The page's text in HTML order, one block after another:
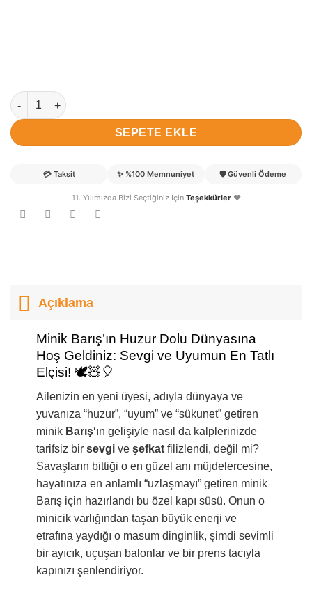
Barış isimli Erkek Bebek Hastane Odası Kapı Süsü adet
SEPETE EKLE
💳 Taksit ✨ %100 Memnuniyet 🛡️ Güvenli Ödeme
11. Yılımızda Bizi Seçtiğiniz İçin Teşekkürler❤️
Açıklama
Minik Barış’ın Huzur Dolu Dünyasına
Hoş Geldiniz: Sevgi ve Uyumun En Tatlı
Elçisi! 🕊️🧸🎈
Ailenizin en yeni üyesi, adıyla dünyaya ve
yuvanıza “huzur”, “uyum” ve “sükunet” getiren
minik Barış‘ın gelişiyle nasıl da kalplerinizde
tarifsiz bir sevgive şefkatfilizlendi, değil mi?
Savaşların bittiği o en güzel anı müjdelercesine,
hayatınıza en anlamlı “uzlaşmayı” getiren minik
Barış için hazırlandı bu özel kapı süsü. Onun o
minicik varlığından taşan büyük enerji ve
etrafına yaydığı o masum dinginlik, şimdi sevimli
bir ayıcık, uçuşan balonlar ve bir prens tacıyla
kapınızı şenlendiriyor.